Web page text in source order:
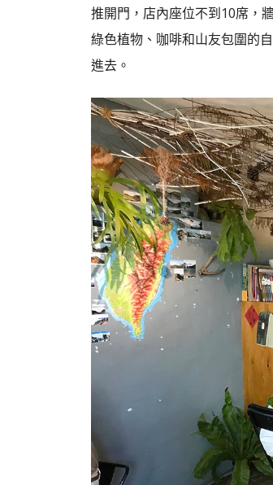
推開門，店內座位不到10席，
綠色植物、咖啡和山友包圍的
進去。